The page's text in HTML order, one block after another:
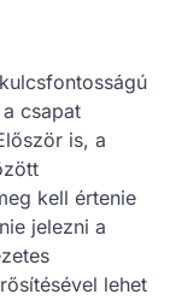
csapat
is, a
kell értenie
jelezni a
lehet